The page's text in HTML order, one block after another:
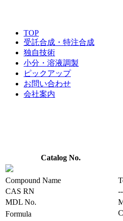
TOP
受託合成・特注合成
独自技術
小分・溶液調製
ピックアップ
お問い合わせ
会社案内
Catalog No.
Compound Name
CAS RN
--
MDL No.
Formula
C